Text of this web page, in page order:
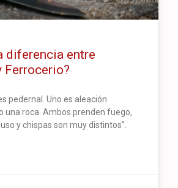
diferencia entre
Ferrocerio?
pedernal. Uno es aleación
una roca. Ambos prenden fuego,
y chispas son muy distintos”.